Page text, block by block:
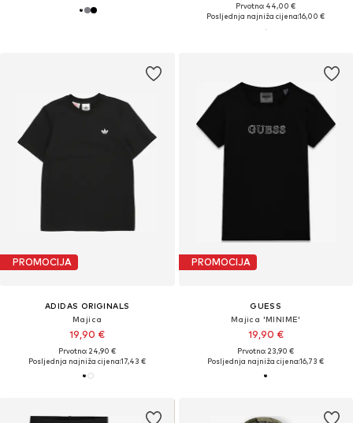
Prvotno: 44,00 €
Posljednja najniža cijena:16,00 €
PROMOCIJA
ADIDAS ORIGINALS
Majica
19,90 €
Prvotno: 24,90 €
Posljednja najniža cijena:17,43 €
PROMOCIJA
GUESS
Majica 'MINIME'
19,90 €
Prvotno: 23,90 €
Posljednja najniža cijena:16,73 €